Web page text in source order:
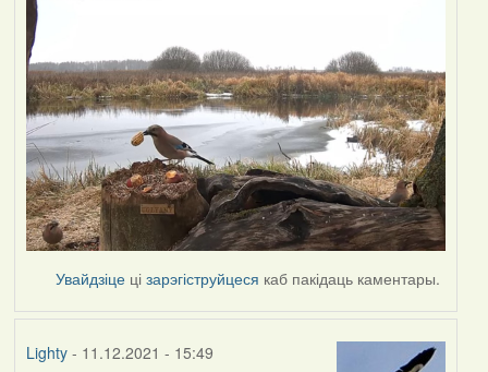
Увайдзіце цізарэгіструйцеся каб пакідаць каментары.
Lighty- 11.12.2021 - 15:49